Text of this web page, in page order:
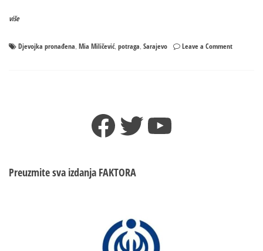
više
Djevojka pronađena, Mia Miličević, potraga, Sarajevo Leave a Commenton
Facebook
TwitterYouTube
Preuzmite sva izdanja FAKTORA